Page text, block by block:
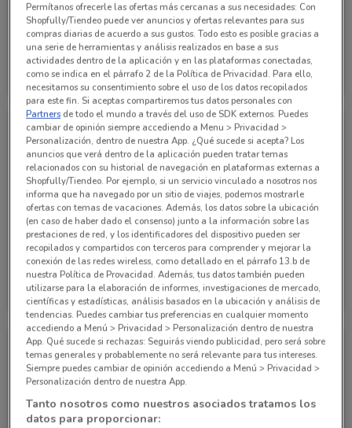
Chevrolet
12.8 km
Chevrolet
12.8 km
Chevrolet
12.8 km
Chevrolet
12.8 km
Permítanos ofrecerle las ofertas más cercanas a sus necesidades: Con
Shopfully/Tiendeo puede ver anuncios y ofertas relevantes para sus
compras diarias de acuerdo a sus gustos. Todo esto es posible gracias a
una serie de herramientas y análisis realizados en base a sus
actividades dentro de la aplicación y en las plataformas conectadas,
como se indica en el párrafo 2 de la Política de Privacidad. Para ello,
necesitamos su consentimiento sobre el uso de los datos recopilados
para este fin. Si aceptas compartiremos tus datos personales con
Partners de todo el mundo a través del uso de SDK externos. Puedes
cambiar de opinión siempre accediendo a Menu > Privacidad >
Personalización, dentro de nuestra App. ¿Qué sucede si acepta? Los
anuncios que verá dentro de la aplicación pueden tratar temas
relacionados con su historial de navegación en plataformas externas a
Shopfully/Tiendeo. Por ejemplo, si un servicio vinculado a nosotros nos
informa que ha navegado por un sitio de viajes, podemos mostrarle
ofertas con temas de vacaciones. Además, los datos sobre la ubicación
(en caso de haber dado el consenso) junto a la información sobre las
prestaciones de red, y los identificadores del dispositivo pueden ser
recopilados y compartidos con terceros para comprender y mejorar la
conexión de las redes wireless, como detallado en el párrafo 13.b de
nuestra Política de Provacidad. Además, tus datos también pueden
utilizarse para la elaboración de informes, investigaciones de mercado,
científicas y estadísticas, análisis basados en la ubicación y análisis de
tendencias. Puedes cambiar tus preferencias en cualquier momento
accediendo a Menú > Privacidad > Personalización dentro de nuestra
App. Qué sucede si rechazas: Seguirás viendo publicidad, pero será sobre
temas generales y probablemente no será relevante para tus intereses.
Siempre puedes cambiar de opinión accediendo a Menú > Privacidad >
Personalización dentro de nuestra App.
Tanto nosotros como nuestros asociados tratamos los
datos para proporcionar: